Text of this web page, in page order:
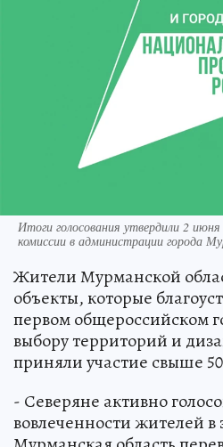
Итоги голосования утвердили 2
комиссии в администрации города
Жители Мурманской
объекты, которые
первом общероссийском
выбору территорий и
приняли участие свыше
- Северяне активно
вовлеченности жителей в